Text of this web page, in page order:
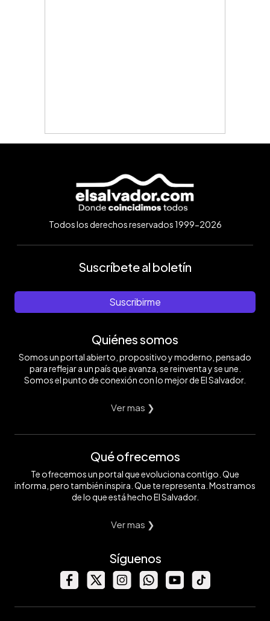
Todos los derechos reservados 1999-2026
Suscríbete al boletín
Suscribirme
Quiénes somos
Somos un portal abierto, propositivo y moderno, pensado
para reflejar a un país que avanza, se reinventa y se une.
Somos el punto de conexión con lo mejor de El Salvador.
Ver mas ❯
Qué ofrecemos
Te ofrecemos un portal que evoluciona contigo. Que
informa, pero también inspira. Que te representa. Mostramos
de lo que está hecho El Salvador.
Ver mas ❯
Síguenos